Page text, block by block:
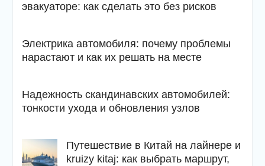
эвакуаторе: как сделать это без рисков
Электрика автомобиля: почему проблемы
нарастают и как их решать на месте
Надежность скандинавских автомобилей:
тонкости ухода и обновления узлов
Путешествие в Китай на лайнере и
kruizy kitaj: как выбрать маршрут,